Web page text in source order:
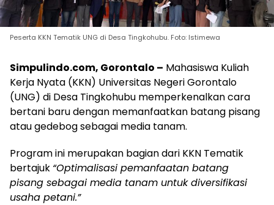
Peserta KKN Tematik UNG di Desa Tingkohubu. Foto: Istimewa
Simpulindo.com, Gorontalo – Mahasiswa Kuliah
Kerja Nyata (KKN) Universitas Negeri Gorontalo
(UNG) di Desa Tingkohubu memperkenalkan cara
bertani baru dengan memanfaatkan batang pisang
atau gedebog sebagai media tanam.
Program ini merupakan bagian dari KKN Tematik
bertajuk “Optimalisasi pemanfaatan batang
pisang sebagai media tanam untuk diversifikasi
usaha petani.”